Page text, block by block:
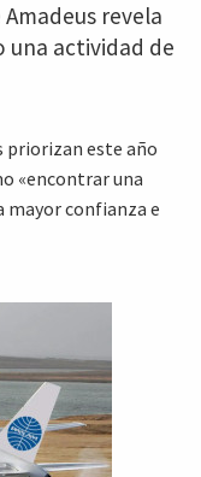
revela
una actividad de
priorizan este año
«encontrar una
mayor confianza e